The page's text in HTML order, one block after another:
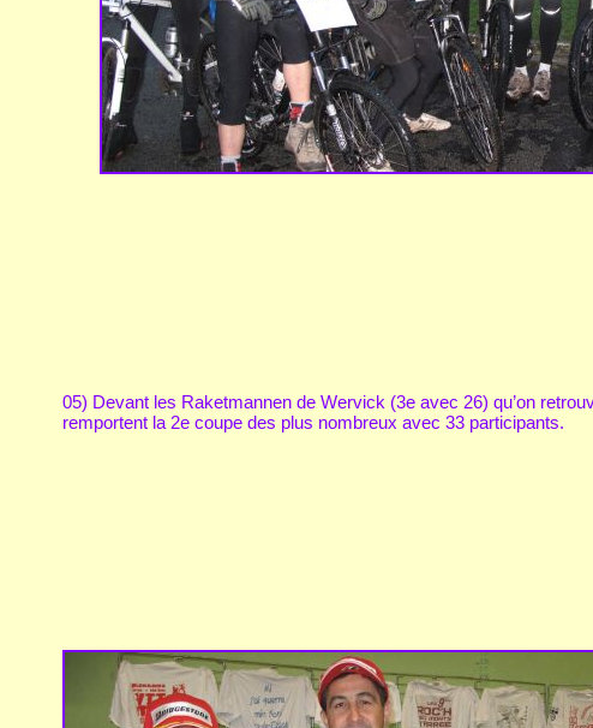
05) Devant les Raketmannen de Wervick (3e avec 26) qu’on
remportent la 2e coupe des plus nombreux avec 33 participants.